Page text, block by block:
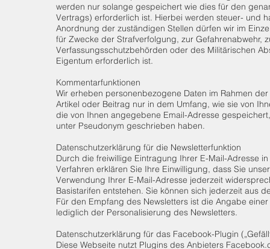
werden nur solange gespeichert wie dies für den
Vertrags) erforderlich ist. Hierbei werden steuer- und
Anordnung der zuständigen Stellen dürfen wir im
für Zwecke der Strafverfolgung, zur Gefahrenabwehr,
Verfassungsschutzbehörden oder des Militärischen
Eigentum erforderlich ist.
Kommentarfunktionen
Wir erheben personenbezogene Daten im Rahmen
Artikel oder Beitrag nur in dem Umfang, wie sie von
die von Ihnen angegebene Email-Adresse
unter Pseudonym geschrieben haben.
Datenschutzerklärung für die Newsletterfunktion
Durch die freiwillige Eintragung Ihrer E-Mail-Adresse
Verfahren erklären Sie Ihre Einwilligung, dass Sie
Verwendung Ihrer E-Mail-Adresse jederzeit
Basistarifen entstehen. Sie können sich jederzeit aus
Für den Empfang des Newsletters ist die Angabe
lediglich der Personalisierung des Newsletters.
Datenschutzerklärung für das Facebook-Plugin
Diese Webseite nutzt Plugins des Anbieters